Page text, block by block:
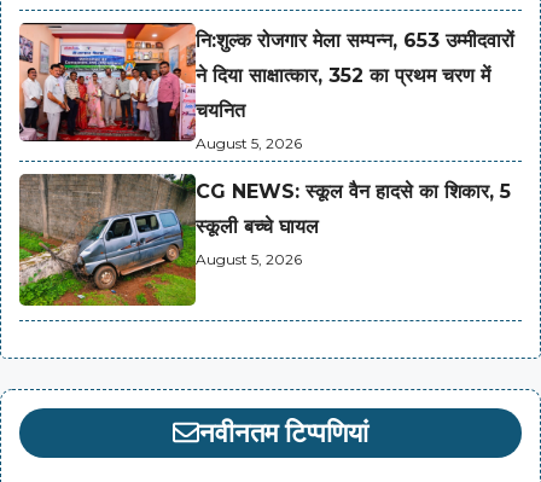
नि:शुल्क रोजगार मेला सम्पन्न, 653 उम्मीदवारों
ने दिया साक्षात्कार, 352 का प्रथम चरण में
चयनित
August 5, 2026
CG NEWS: स्कूल वैन हादसे का शिकार, 5
स्कूली बच्चे घायल
August 5, 2026
नवीनतम टिप्पणियां